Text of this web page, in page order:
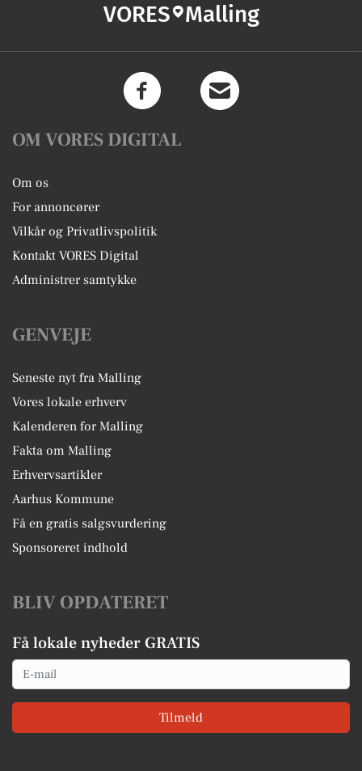
VORES Malling
OM VORES DIGITAL
Om os
For annoncører
Vilkår og Privatlivspolitik
Kontakt VORES Digital
Administrer samtykke
GENVEJE
Seneste nyt fra Malling
Vores lokale erhverv
Kalenderen for Malling
Fakta om Malling
Erhvervsartikler
Aarhus Kommune
Få en gratis salgsvurdering
Sponsoreret indhold
BLIV OPDATERET
Få lokale nyheder GRATIS
Email
Tilmeld